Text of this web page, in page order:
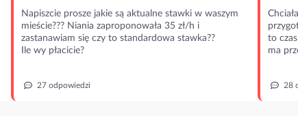
Napiszcie prosze jakie są aktualne stawki w waszym
mieście??? Niania zaproponowała 35 zł/h i
zastanawiam się czy to standardowa stawka??
Ile wy płacicie?
27 odpowiedzi
to
ma
28